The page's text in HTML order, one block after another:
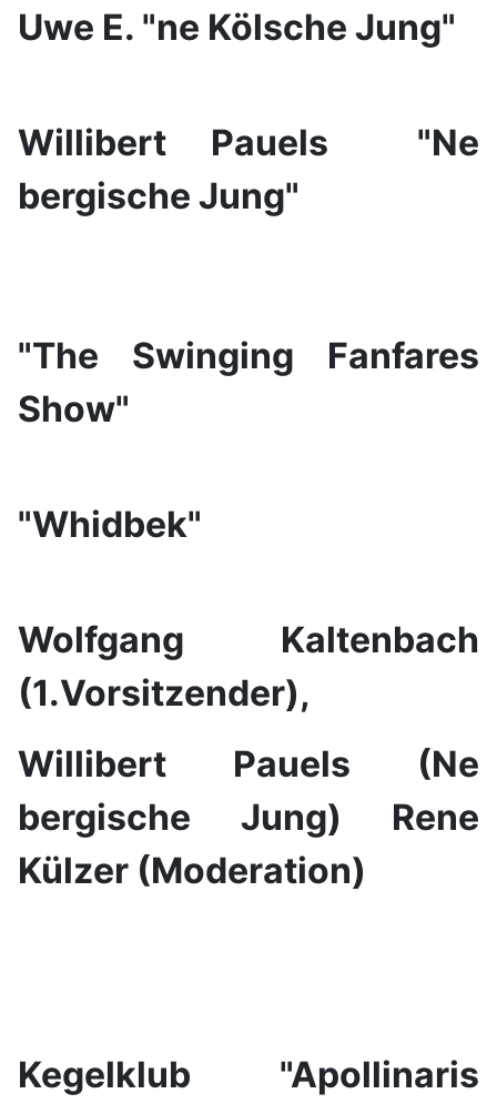
Uwe E. "ne Kölsche Jung"
Willibert Pauels "Ne
bergische Jung"
"The Swinging Fanfares
Show"
"Whidbek"
Wolfgang Kaltenbach
(1.Vorsitzender),
Willibert Pauels (Ne
bergische Jung) Rene
Külzer (Moderation)
Kegelklub "Apollinaris